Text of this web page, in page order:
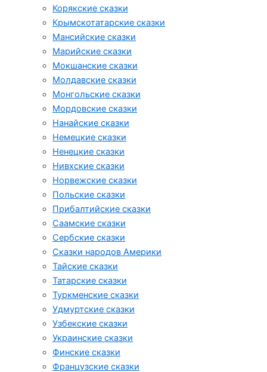
Корякские сказки
Крымскотатарские сказки
Мансийские сказки
Марийские сказки
Мокшанские сказки
Молдавские сказки
Монгольские сказки
Мордовские сказки
Нанайские сказки
Немецкие сказки
Ненецкие сказки
Нивхские сказки
Норвежские сказки
Польские сказки
Прибалтийские сказки
Cаамские сказки
Сербские сказки
Сказки народов Америки
Тайские сказки
Татарские сказки
Туркменские сказки
Удмуртские сказки
Узбекские сказки
Украинские сказки
Финские сказки
Французские сказки